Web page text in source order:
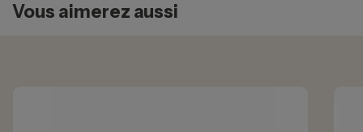
Vous aimerez aussi